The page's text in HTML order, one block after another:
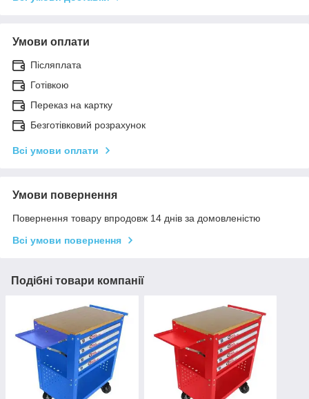
Умови оплати
Післяплата
Готівкою
Переказ на картку
Безготівковий розрахунок
Всі умови оплати
Умови повернення
Повернення товару впродовж 14 днів за домовленістю
Всі умови повернення
Подібні товари компанії